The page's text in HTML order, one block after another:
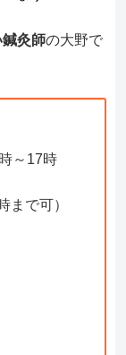
灸師の大野で
～17時
まで可）